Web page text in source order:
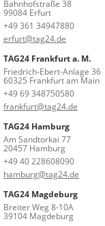
Bahnhofstraße 38
99084 Erfurt
+49 361 34947880
erfurt@tag24.de
TAG24 Frankfurt a. M.
Friedrich-Ebert-Anlage 36
60325 Frankfurt am Main
+49 69 348750580
frankfurt@tag24.de
TAG24 Hamburg
Am Sandtorkai 77
20457 Hamburg
+49 40 228608090
hamburg@tag24.de
TAG24 Magdeburg
Breiter Weg 8-10A
39104 Magdeburg